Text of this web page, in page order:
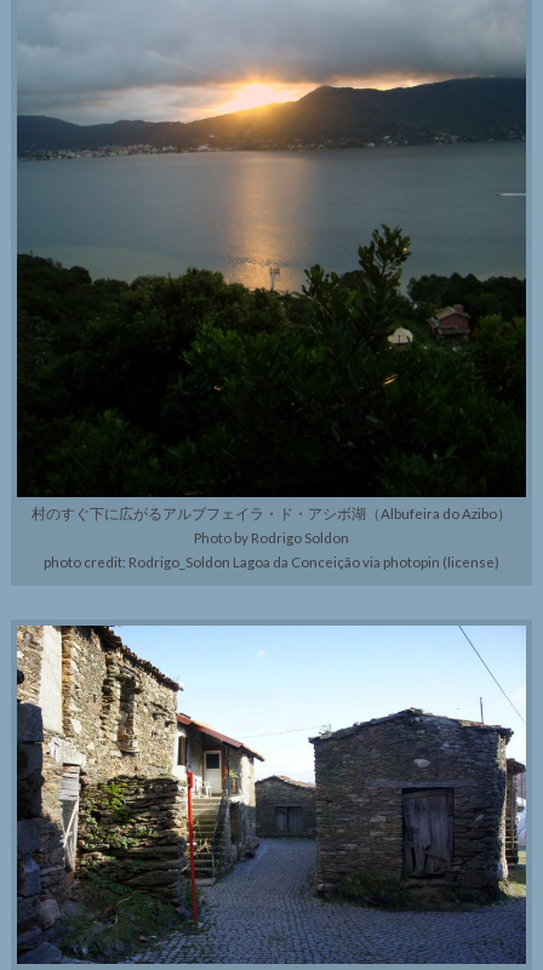
村のすぐ下に広がるアルブフェイラ・ド・アシボ湖（Albufeira do Azibo）
Photo by Rodrigo Soldon
photo credit: Rodrigo_Soldon Lagoa da Conceição via photopin (license)